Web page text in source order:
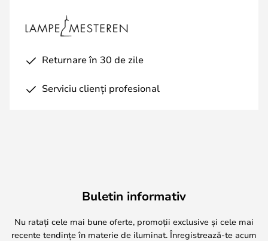
Returnare în 30 de zile
Serviciu clienți profesional
Buletin informativ
Nu ratați cele mai bune oferte, promoții exclusive și cele mai
recente tendințe în materie de iluminat. Înregistrează-te acum